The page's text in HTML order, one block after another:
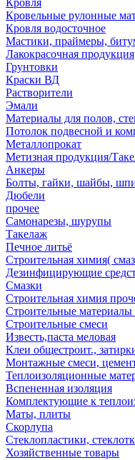
Кровля
Кровельные рулонные
Кровля водосточное
Мастики, праймеры,
Лакокрасочная продукция
Грунтовки
Краски ВД
Растворители
Эмали
Материалы для полов,
Потолок подвесной и
Металлопрокат
Метизная продукция/
Анкеры
Болты, гайки, шайбы,
Дюбели
прочее
Самонарезы, шурупы
Такелаж
Печное литьё
Строительная химия(
Дезинфицирующие
Смазки
Строительная химия
Строительные материалы
Строительные смеси
Известь,паста меловая
Клеи общестроит.,
Монтажные смеси,
Теплоизоляционные
Вспененная изоляция
Комплектующие к
Маты, плиты
Скорлупа
Стеклопластики,
Хозяйственные товары